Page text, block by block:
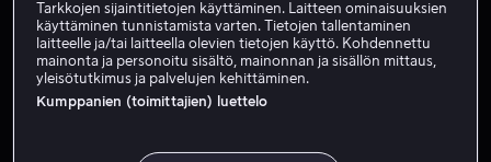
Tarkkojen sijaintitietojen käyttäminen. Laitteen ominaisuuksien
käyttäminen tunnistamista varten. Tietojen tallentaminen
laitteelle ja/tai laitteella olevien tietojen käyttö. Kohdennettu
mainonta ja personoitu sisältö, mainonnan ja sisällön mittaus,
yleisötutkimus ja palvelujen kehittäminen.
Kumppanien (toimittajien) luettelo